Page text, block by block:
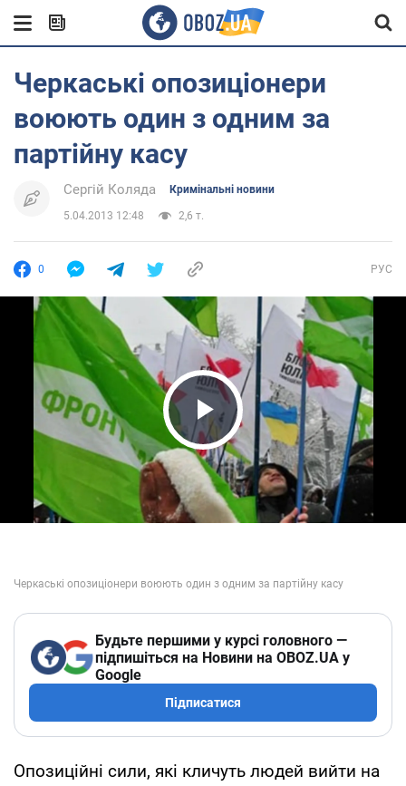
Черкаські опозиціонери
воюють один з одним за
партійну касу
Сергій Коляда Кримінальні новини
5.04.2013 12:48 2,6 т.
0 РУС
Play Video
Будьте першими у курсі головного —
підпишіться на Новини на OBOZ.UA у
Google
Підписатися
Опозиційні сили, які кличуть людей вийти на